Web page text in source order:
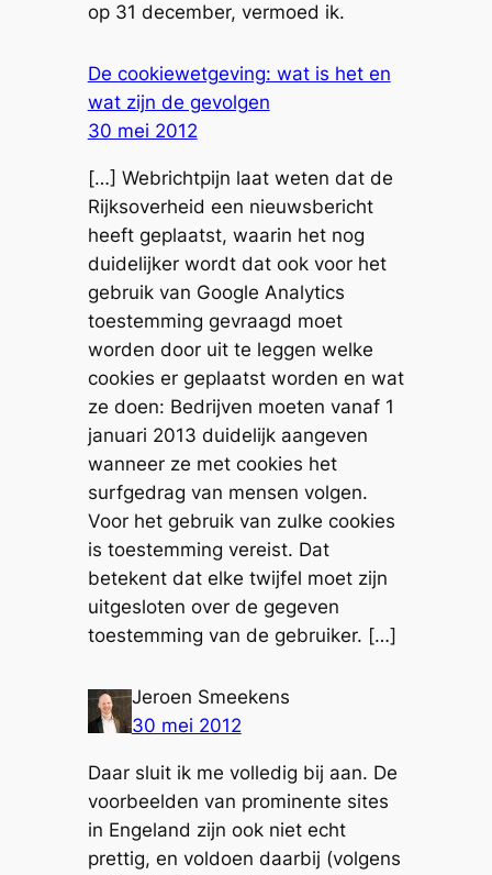
op 31 december, vermoed ik.
De cookiewetgeving: wat is het en
wat zijn de gevolgen
30 mei 2012
[…] Webrichtpijn laat weten dat de
Rijksoverheid een nieuwsbericht
heeft geplaatst, waarin het nog
duidelijker wordt dat ook voor het
gebruik van Google Analytics
toestemming gevraagd moet
worden door uit te leggen welke
cookies er geplaatst worden en wat
ze doen: Bedrijven moeten vanaf 1
januari 2013 duidelijk aangeven
wanneer ze met cookies het
surfgedrag van mensen volgen.
Voor het gebruik van zulke cookies
is toestemming vereist. Dat
betekent dat elke twijfel moet zijn
uitgesloten over de gegeven
toestemming van de gebruiker. […]
Jeroen Smeekens
30 mei 2012
Daar sluit ik me volledig bij aan. De
voorbeelden van prominente sites
in Engeland zijn ook niet echt
prettig, en voldoen daarbij (volgens